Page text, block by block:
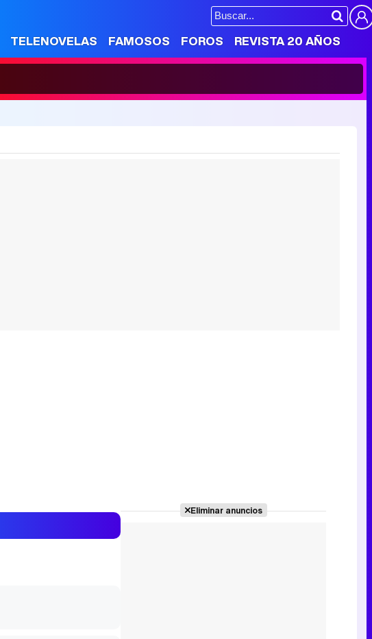
TELENOVELAS FAMOSOS FOROS REVISTA 20 AÑOS
Eliminar anuncios